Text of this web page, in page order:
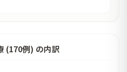
(170例) の内訳